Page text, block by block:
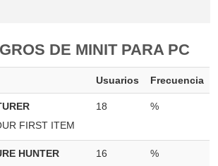
DE MINIT PARA PC
Usuarios Frecuencia
FIRST ITEM
18 %
HUNTER
16 %